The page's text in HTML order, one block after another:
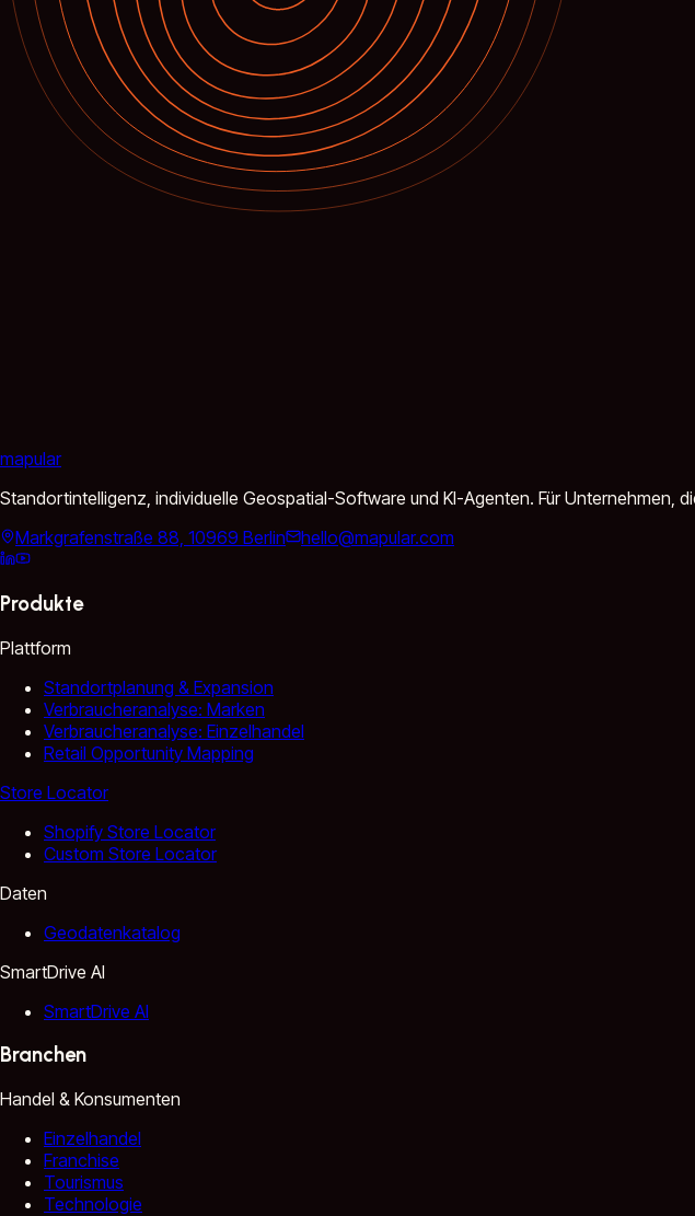
mapular
Standortintelligenz, individuelle Geospatial-Software und KI-Agenten. Für Unternehmen,
Markgrafenstraße 88, 10969 Berlin
hello@mapular.com
Produkte
Plattform
Standortplanung & Expansion
Verbraucheranalyse: Marken
Verbraucheranalyse: Einzelhandel
Retail Opportunity Mapping
Store Locator
Shopify Store Locator
Custom Store Locator
Daten
Geodatenkatalog
SmartDrive AI
SmartDrive AI
Branchen
Handel & Konsumenten
Einzelhandel
Franchise
Tourismus
Technologie